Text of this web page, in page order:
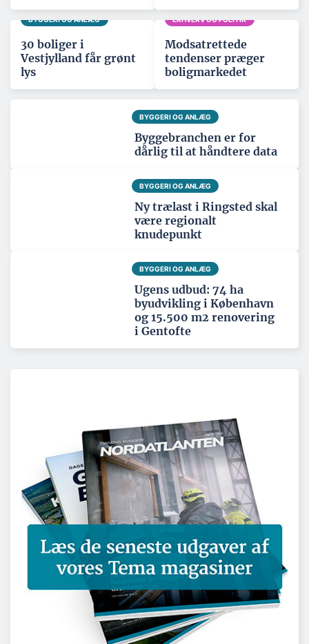
BYGGERI OG ANLÆG
30 boliger i
Vestjylland får grønt
lys
ERHVERV OG POLITIK
Modsatrettede
tendenser præger
boligmarkedet
BYGGERI OG ANLÆG
Byggebranchen er for
dårlig til at håndtere data
BYGGERI OG ANLÆG
Ny trælast i Ringsted skal
være regionalt
knudepunkt
BYGGERI OG ANLÆG
Ugens udbud: 74 ha
byudvikling i København
og 15.500 m2 renovering
i Gentofte